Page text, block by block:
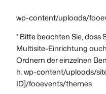
wp-content/uploads/
* Bitte beachten Sie, dass
Multisite-Einrichtung
Ordnern der einzelnen
h.wp-content/uploads/
ID]/fooevents/themes